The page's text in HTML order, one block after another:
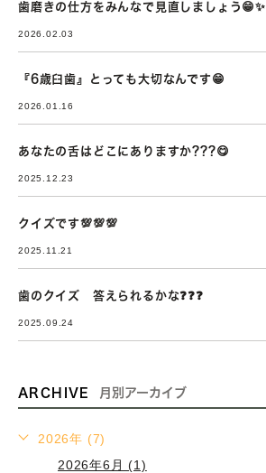
歯磨きの仕方をみんなで見直しましょう😁✨
2026.02.03
『6歳臼歯』とっても大切なんです😁
2026.01.16
あなたの舌はどこにありますか???😋
2025.12.23
クイズです💯💯💯
2025.11.21
歯のクイズ 答えられるかな❓❓❓
2025.09.24
ARCHIVE 月別アーカイブ
2026年 (7)
2026年6月 (1)